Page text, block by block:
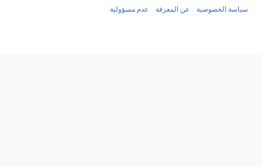
الخصوصية عن المعرفة عدم مسؤولية